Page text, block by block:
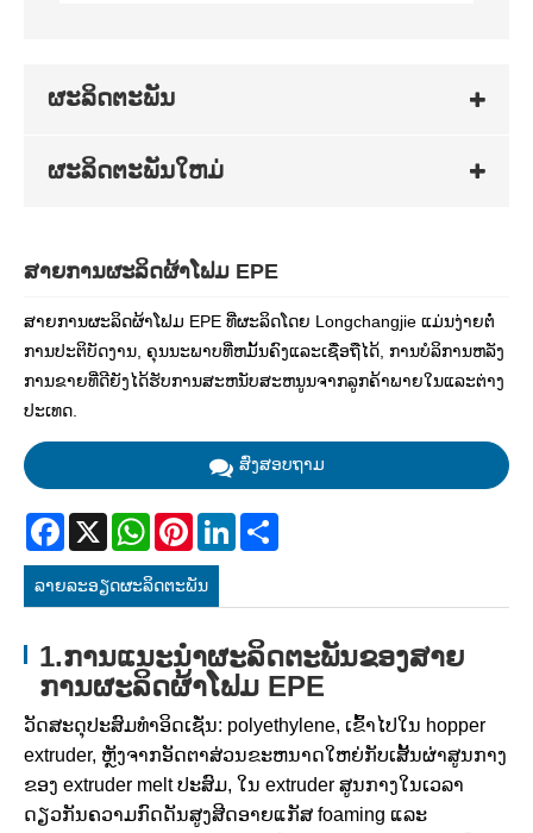
ຜະລິດຕະພັນ
ຜະລິດຕະພັນໃຫມ່
ສາຍການຜະລິດຜ້າໂຟມ EPE
ສາຍການຜະລິດຜ້າໂຟມ EPE ທີ່ຜະລິດໂດຍ Longchangjie ແມ່ນງ່າຍຕໍ່
ການປະຕິບັດງານ, ຄຸນນະພາບທີ່ຫມັ້ນຄົງແລະເຊື່ອຖືໄດ້, ການບໍລິການຫລັງ
ການຂາຍທີ່ດີຍັງໄດ້ຮັບການສະຫນັບສະຫນູນຈາກລູກຄ້າພາຍໃນແລະຕ່າງ
ປະເທດ.
ສົ່ງສອບຖາມ
Facebook
X WhatsAppPinterestLinkedIn
ລາຍ​ລະ​ອຽດ​ຜະ​ລິດ​ຕະ​ພັນ
1.ການແນະນໍາຜະລິດຕະພັນຂອງສາຍ
ການຜະລິດຜ້າໂຟມ EPE
ວັດສະດຸປະສົມທໍາອິດເຊັ່ນ: polyethylene, ເຂົ້າໄປໃນ hopper
extruder, ຫຼັງຈາກອັດຕາສ່ວນຂະຫນາດໃຫຍ່ກັບເສັ້ນຜ່າສູນກາງ
ຂອງ extruder melt ປະສົມ, ໃນ extruder ສູນກາງໃນເວລາ
ດຽວກັນຄວາມກົດດັນສູງສີດອາຍແກັສ foaming ແລະ